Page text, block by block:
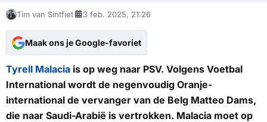
Tim van Sintfiet 3 feb. 2025, 21:26
Maak ons je Google-favoriet
Tyrell Malacia is op weg naar PSV. Volgens Voetbal
International wordt de negenvoudig Oranje-
international de vervanger van de Belg Matteo Dams,
die naar Saudi-Arabië is vertrokken. Malacia moet op